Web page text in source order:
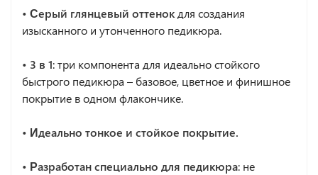
• Серый глянцевый оттенок для создания
изысканного и утонченного педикюра.
• 3 в 1: три компонента для идеально стойкого
быстрого педикюра – базовое, цветное и финишное
покрытие в одном флакончике.
• Идеально тонкое и стойкое покрытие.
• Разработан специально для педикюра: не